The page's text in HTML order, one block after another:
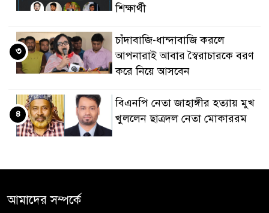
শিক্ষার্থী
চাঁদাবাজি-ধান্দাবাজি করলে
আপনারাই আবার স্বৈরাচারকে বরণ
করে নিয়ে আসবেন
৩
বিএনপি নেতা জাহাঙ্গীর হত্যায় মুখ
খুললেন ছাত্রদল নেতা মোকাররম
৪
জামায়াতের কর্মসূচিতে বিএনপির
মারধর
আমাদের সম্পর্কে